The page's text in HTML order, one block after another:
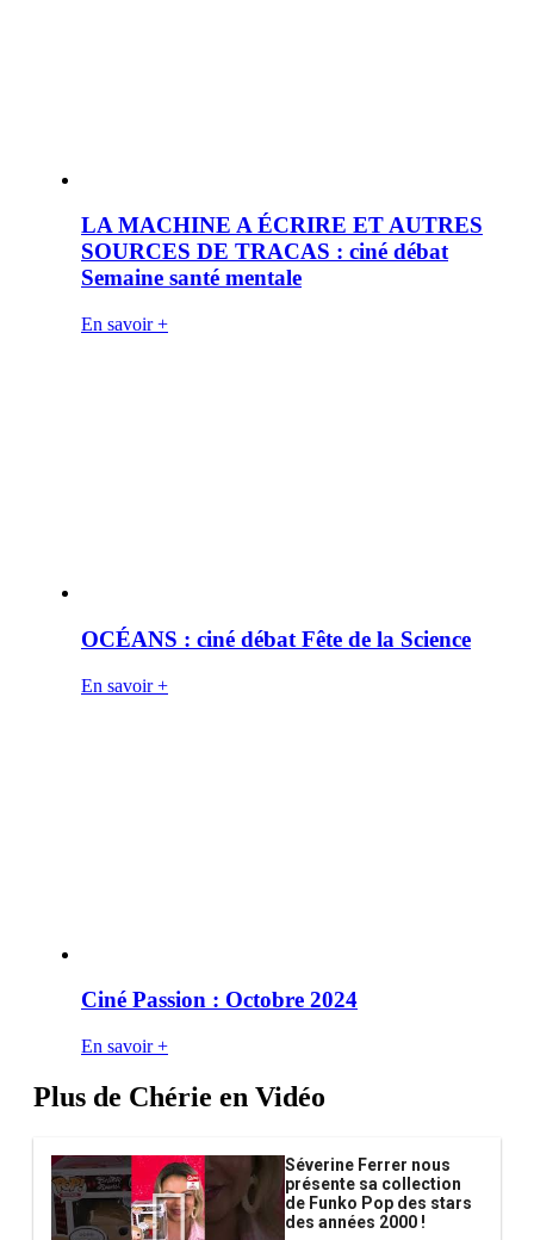
LA MACHINE A ÉCRIRE ET AUTRES
SOURCES DE TRACAS : ciné débat
Semaine santé mentale
En savoir +
OCÉANS : ciné débat Fête de la Science
En savoir +
Ciné Passion : Octobre 2024
En savoir +
Plus de Chérie en Vidéo
Séverine Ferrer nous
présente sa collection
de Funko Pop des stars
des années 2000 !